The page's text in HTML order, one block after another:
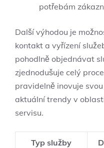
potřebám
Další výhodou je
kontakt a vyřízení
pohodlně objednávat
zjednodušuje celý
pravidelně inovuje
aktuální trendy v
servisu.
Typ služby